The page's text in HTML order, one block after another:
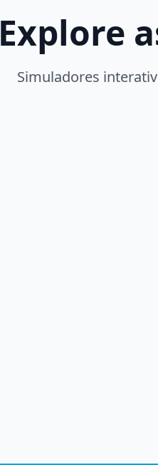
Explore
Simuladores